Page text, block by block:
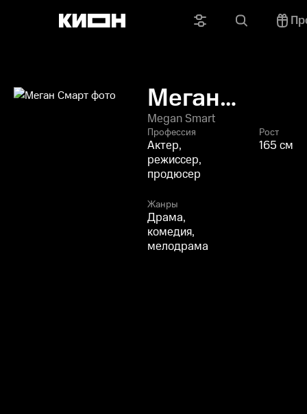
Меган
Смарт
Megan Smart
Профессия
Актер,
режиссер,
продюсер
Рост
165 см
Жанры
Драма,
комедия,
мелодрама